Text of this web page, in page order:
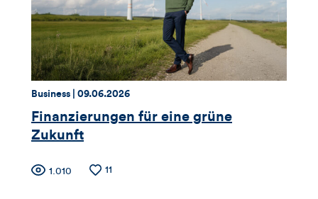
Thema:
Business | Datum:
09.06.2026
Finanzierungen für eine grüne
Zukunft
Zähler
Anzahl
1.010
Anzahl
11